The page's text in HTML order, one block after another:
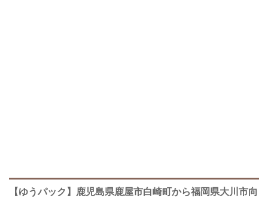
【ゆうパック】鹿児島県鹿屋市白崎町から福岡県大川市向